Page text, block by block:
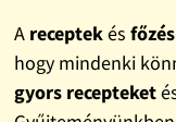
A receptekés
hogy mindenki
gyors recepteket